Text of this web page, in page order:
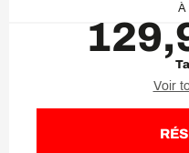
À
Voir